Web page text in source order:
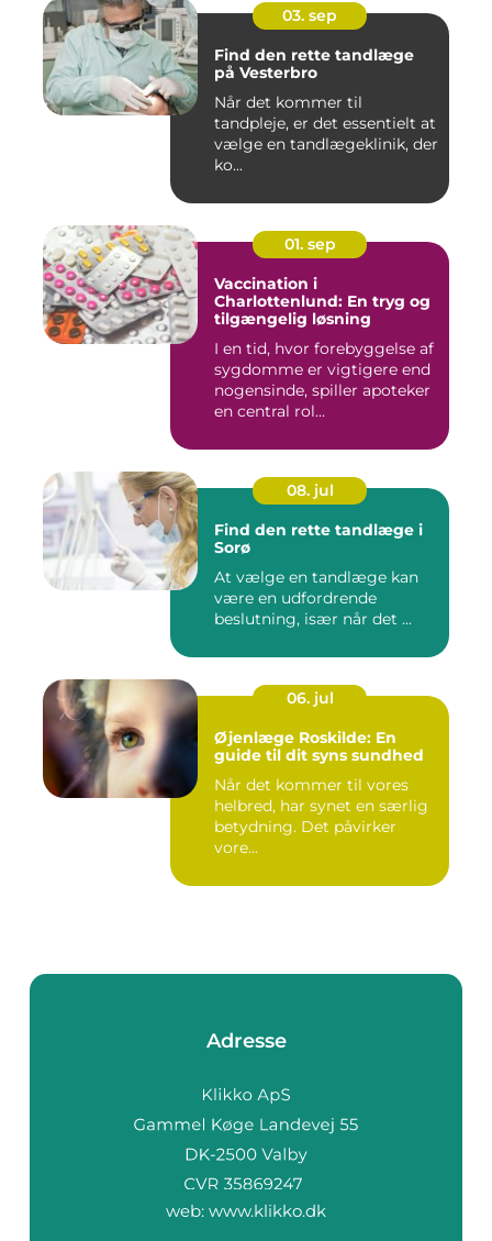
03. sep
Find den rette tandlæge
på Vesterbro
Når det kommer til
tandpleje, er det essentielt at
vælge en tandlægeklinik, der
ko...
01. sep
Vaccination i
Charlottenlund: En tryg og
tilgængelig løsning
I en tid, hvor forebyggelse af
sygdomme er vigtigere end
nogensinde, spiller apoteker
en central rol...
08. jul
Find den rette tandlæge i
Sorø
At vælge en tandlæge kan
være en udfordrende
beslutning, især når det ...
06. jul
Øjenlæge Roskilde: En
guide til dit syns sundhed
Når det kommer til vores
helbred, har synet en særlig
betydning. Det påvirker
vore...
Adresse
web: www.klikko.dk